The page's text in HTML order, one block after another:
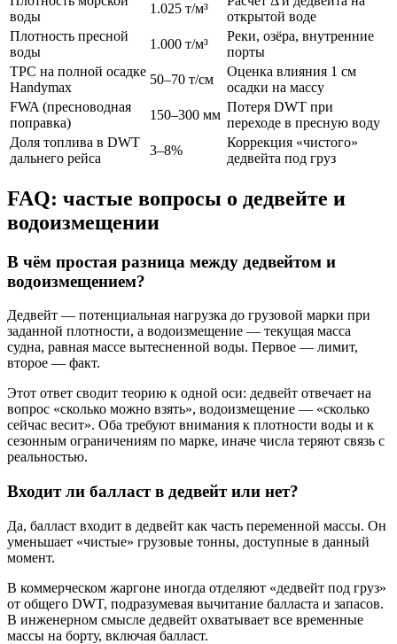
воды
1.025 т/м³
открытой воде
Плотность пресной
воды
1.000 т/м³
Реки, озёра, внутренние
порты
TPC на полной осадке
Handymax
50–70 т/см
Оценка влияния 1 см
осадки на массу
FWA (пресноводная
поправка)
150–300 мм
Потеря DWT при
переходе в пресную воду
Доля топлива в DWT
дальнего рейса
3–8%
Коррекция «чистого»
дедвейта под груз
FAQ: частые вопросы о дедвейте и
водоизмещении
В чём простая разница между дедвейтом и
водоизмещением?
Дедвейт — потенциальная нагрузка до грузовой марки при
заданной плотности, а водоизмещение — текущая масса
судна, равная массе вытесненной воды. Первое — лимит,
второе — факт.
Этот ответ сводит теорию к одной оси: дедвейт отвечает на
вопрос «сколько можно взять», водоизмещение — «сколько
сейчас весит». Оба требуют внимания к плотности воды и к
сезонным ограничениям по марке, иначе числа теряют связь с
реальностью.
Входит ли балласт в дедвейт или нет?
Да, балласт входит в дедвейт как часть переменной массы. Он
уменьшает «чистые» грузовые тонны, доступные в данный
момент.
В коммерческом жаргоне иногда отделяют «дедвейт под груз»
от общего DWT, подразумевая вычитание балласта и запасов.
В инженерном смысле дедвейт охватывает все временные
массы на борту, включая балласт.